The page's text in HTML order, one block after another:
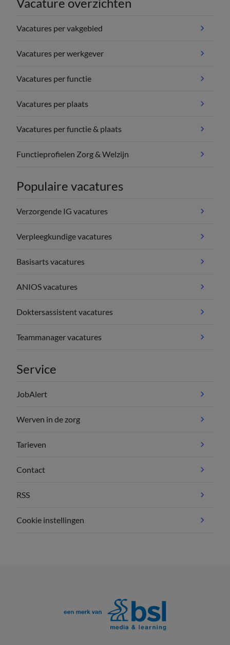
Vacatures per vakgebied
Vacatures per werkgever
Vacatures per functie
Vacatures per plaats
Vacatures per functie & plaats
Functieprofielen Zorg & Welzijn
Populaire vacatures
Verzorgende IG vacatures
Verpleegkundige vacatures
Basisarts vacatures
ANIOS vacatures
Doktersassistent vacatures
Teammanager vacatures
Service
JobAlert
Werven in de zorg
Tarieven
Contact
RSS
Cookie instellingen